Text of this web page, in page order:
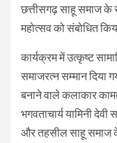
छत्तीसगढ़ साहू समाज के
महोत्सव को संबोधित
कार्यक्रम में उत्कृष्ट
समाजरत्न सम्मान दिया
बनाने वाले कलाकार
भगवताचार्य यामिनी
और तहसील साहू समाज